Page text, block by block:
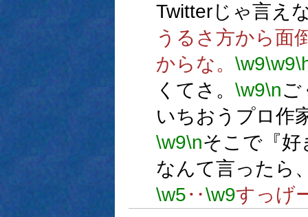
Twitterじゃ言え
うるさ方から面
からな。 \w9\w9
くてさ。 \w9\nご
いちおうプロ作
\w9\nそこで『好
なんて言ったら
\w5‥\w9すっげ